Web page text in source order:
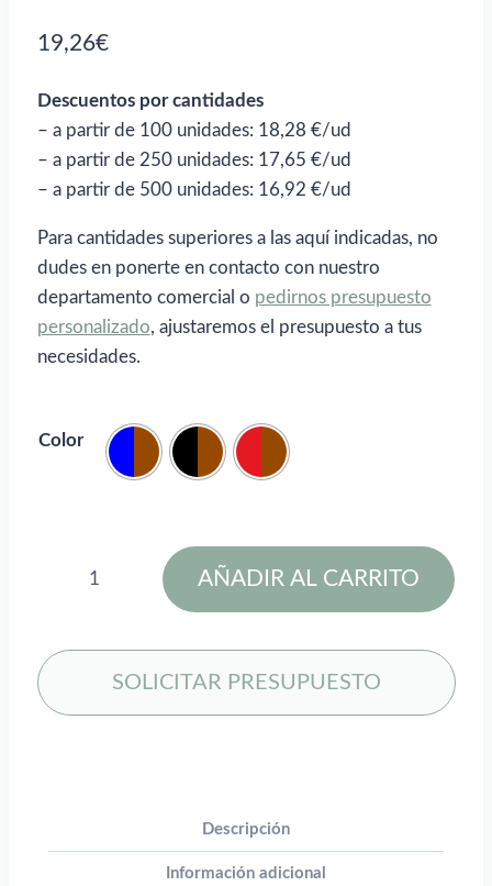
19,26€
Descuentos por cantidades
– a partir de 100 unidades: 18,28 €/ud
– a partir de 250 unidades: 17,65 €/ud
– a partir de 500 unidades: 16,92 €/ud
Para cantidades superiores a las aquí indicadas, no
dudes en ponerte en contacto con nuestro
departamento comercial o pedirnos presupuesto
personalizado, ajustaremos el presupuesto a tus
necesidades.
Color
de
40 W
5
reciclado
AÑADIR AL CARRITO
SOLICITAR PRESUPUESTO
Descripción
Información adicional